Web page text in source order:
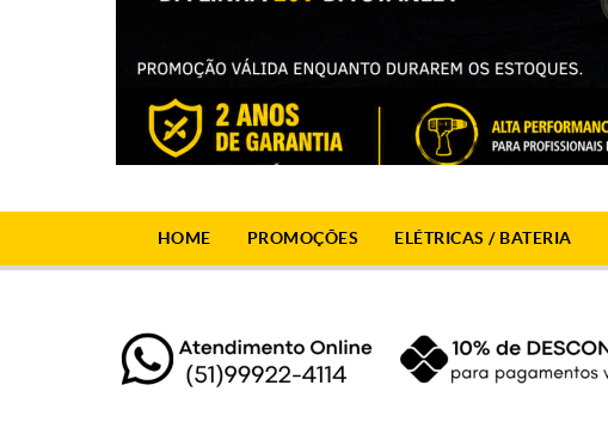
HOME PROMOÇÕES ELÉTRICAS / BATERIA